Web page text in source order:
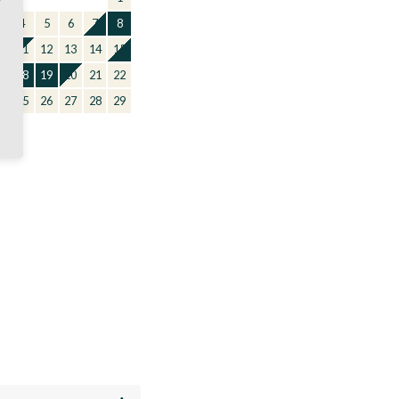
4 5 6 7
8
11 12 13 14
15
18 19 20 21
22
25 26 27 28
29